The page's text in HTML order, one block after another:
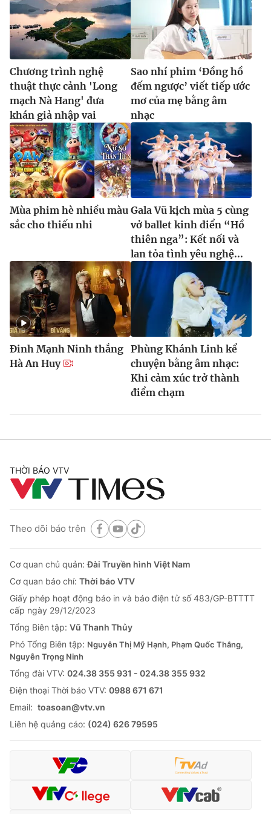
Chương trình nghệ
thuật thực cảnh 'Long
mạch Nà Hang' đưa
khán giả nhập vai
Sao nhí phim ‘Đồng hồ
đếm ngược’ viết tiếp ước
mơ của mẹ bằng âm
nhạc
Mùa phim hè nhiều màu
sắc cho thiếu nhi
Gala Vũ kịch mùa 5 cùng
vở ballet kinh điển “Hồ
thiên nga”: Kết nối và
lan tỏa tình yêu nghệ...
Đinh Mạnh Ninh thắng
Hà An Huy
Phùng Khánh Linh kể
chuyện bằng âm nhạc:
Khi cảm xúc trở thành
điểm chạm
THỜI BÁO VTV
Theo dõi báo trên
Cơ quan chủ quản:Đài Truyền hình Việt Nam
Cơ quan báo chí: Thời báo VTV
Giấy phép hoạt động báo in và báo điện tử số 483/GP-BTTTT
cấp ngày 29/12/2023
Tổng Biên tập: Vũ Thanh Thủy
Phó Tổng Biên tập: Nguyễn Thị Mỹ Hạnh, Phạm Quốc Thắng,
Nguyễn Trọng Ninh
Tổng đài VTV: 024.38 355 931 - 024.38 355 932
Ðiện thoại Thời báo VTV: 0988 671 671
Email: toasoan@vtv.vn
Liên hệ quảng cáo: (024) 626 79595